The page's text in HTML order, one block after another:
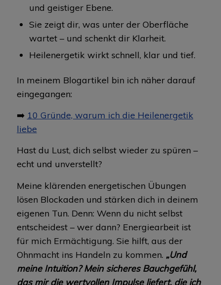
und geistiger Ebene.
Sie zeigt dir, was unter der Oberfläche
wartet – und schenkt dir Klarheit.
Heilenergetik wirkt schnell, klar und tief.
In meinem Blogartikel bin ich näher darauf
eingegangen:
➡️ 10 Gründe, warum ich die Heilenergetik
liebe
Hast du Lust, dich selbst wieder zu spüren –
echt und unverstellt?
Meine klärenden energetischen Übungen
lösen Blockaden und stärken dich in deinem
eigenen Tun. Denn: Wenn du nicht selbst
entscheidest – wer dann? Energiearbeit ist
für mich Ermächtigung. Sie hilft, aus der
Ohnmacht ins Handeln zu kommen. „Und
meine Intuition? Mein sicheres Bauchgefühl,
das mir die wertvollen Impulse liefert, die ich